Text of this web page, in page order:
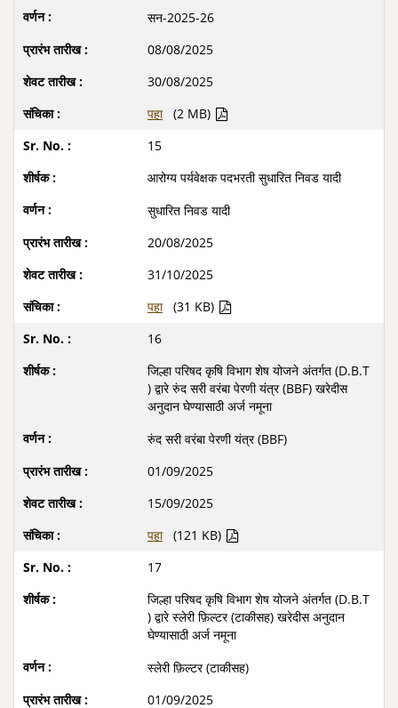
सन-2025-26
08/08/2025
30/08/2025
पहा
(2 MB)
15
आरोग्य पर्यवेक्षक पदभरती सुधारित निवड यादी
सुधारित निवड यादी
20/08/2025
31/10/2025
पहा
(31 KB)
16
जिल्हा परिषद कृषि विभाग शेष योजने अंतर्गत (D.B.T
) द्वारे रुंद सरी वरंबा पेरणी यंत्र (BBF) खरेदीस
अनुदान घेण्यासाठी अर्ज नमूना
रुंद सरी वरंबा पेरणी यंत्र (BBF)
01/09/2025
15/09/2025
पहा
(121 KB)
17
जिल्हा परिषद कृषि विभाग शेष योजने अंतर्गत (D.B.T
) द्वारे स्लेरी फ़िल्टर (टाकीसह) खरेदीस अनुदान
घेण्यासाठी अर्ज नमूना
स्लेरी फ़िल्टर (टाकीसह)
01/09/2025